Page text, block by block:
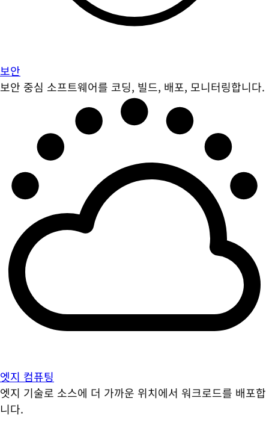
보안
보안 중심 소프트웨어를 코딩, 빌드, 배포, 모니터링합니다.
엣지 컴퓨팅
엣지 기술로 소스에 더 가까운 위치에서 워크로드를 배포합
니다.